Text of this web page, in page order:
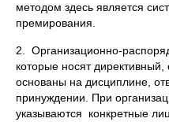
методом здесь является
премирования.
2. Организационно-
которые носят
основаны на дисциплине,
принуждении. При
указываются конкретные